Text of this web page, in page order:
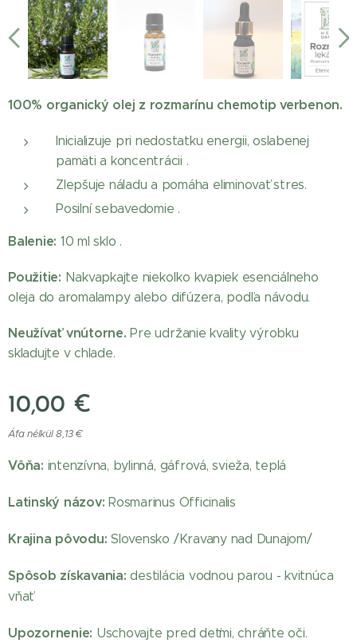
Rozmarín éterický olej
100% organický olej z rozmarínu chemotip verbenon.
Inicializuje pri nedostatku energii, oslabenej
pamäti a koncentrácii .
Zlepšuje náladu a pomáha eliminovať stres.
Posilní sebavedomie .
Balenie: 10 ml sklo .
Použitie: Nakvapkajte niekoľko kvapiek esenciálneho
oleja do aromalampy alebo difúzera, podľa návodu.
Neužívať vnútorne. Pre udržanie kvality výrobku
skladujte v chlade.
10,00 €
Áfa nélkül 8,13 €
Vôňa: intenzívna, bylinná, gáfrová, svieža, teplá
Latinský názov: Rosmarinus Officinalis
Krajina pôvodu:Slovensko /Kravany nad Dunajom/
Spôsob získavania: destilácia vodnou parou - kvitnúca
vňať
Upozornenie: Uschovajte pred deťmi, chráňte oči.